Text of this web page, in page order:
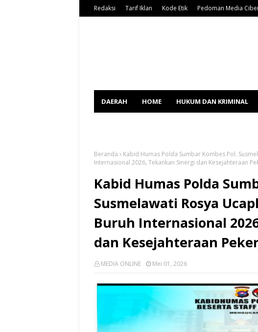
Redaksi Tarif Iklan Kode Etik Pedoman Media
DAERAH HOME HUKUM DAN KRIMINAL
Beranda
Kabid Humas Polda Sumbar Kombes Pol.
Internasional 2026, Tekankan Sinergi dan Kesejahteraan
Kabid Humas Polda
Susmelawati Rosya
Buruh Internasional
dan Kesejahteraan
MEDIA ONLINE Mei 01, 2026